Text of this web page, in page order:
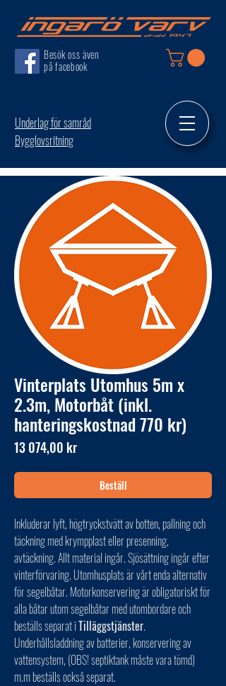
Besök oss även
på facebook
Underlag för samråd
Bygglovsritning
Vinterplats Utomhus 5m x
2.3m, Motorbåt (inkl.
hanteringskostnad 770 kr)
13 074,00 krPris
Beställ
Inkluderar lyft, högtryckstvätt av botten, pallning och
täckning med krympplast eller presenning,
avtäckning. Allt material ingår. Sjösättning ingår efter
vinterförvaring. Utomhusplats är vårt enda alternativ
för segelbåtar. Motorkonservering är obligatoriskt för
alla båtar utom segelbåtar med utombordare och
beställs separat iTilläggstjänster.
Underhållsladdning av batterier, konservering av
vattensystem, (OBS! septiktank måste vara tömd)
m.m beställs också separat.